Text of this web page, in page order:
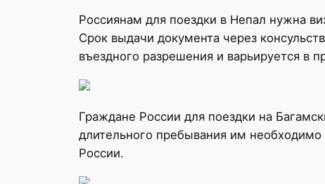
Россиянам для поездки в Непал нужна
Срок выдачи документа через
въездного разрешения и варьируется в
Граждане России для поездки на
длительного пребывания им
России.